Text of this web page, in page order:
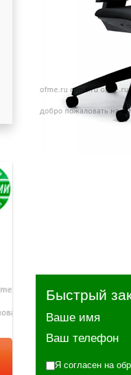
Быстрый
Ваше имя
Ваш телефон
Я согласен на